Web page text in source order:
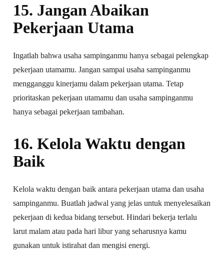
15. Jangan Abaikan
Pekerjaan Utama
Ingatlah bahwa usaha sampinganmu hanya sebagai pelengkap
pekerjaan utamamu. Jangan sampai usaha sampinganmu
mengganggu kinerjamu dalam pekerjaan utama. Tetap
prioritaskan pekerjaan utamamu dan usaha sampinganmu
hanya sebagai pekerjaan tambahan.
16. Kelola Waktu dengan
Baik
Kelola waktu dengan baik antara pekerjaan utama dan usaha
sampinganmu. Buatlah jadwal yang jelas untuk menyelesaikan
pekerjaan di kedua bidang tersebut. Hindari bekerja terlalu
larut malam atau pada hari libur yang seharusnya kamu
gunakan untuk istirahat dan mengisi energi.